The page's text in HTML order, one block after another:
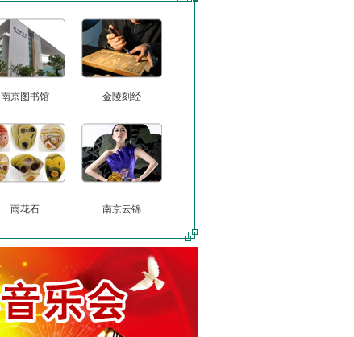
南京图书馆 金陵刻经
雨花石 南京云锦